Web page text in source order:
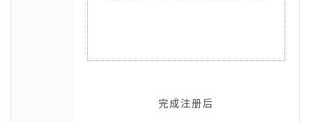
完成注册后